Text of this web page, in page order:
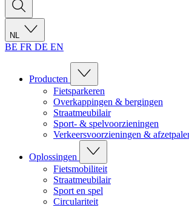
NL
BE FR DE EN
Producten
Fietsparkeren
Overkappingen & bergingen
Straatmeubilair
Sport- & spelvoorzieningen
Verkeersvoorzieningen &
Oplossingen
Fietsmobiliteit
Straatmeubilair
Sport en spel
Circulariteit